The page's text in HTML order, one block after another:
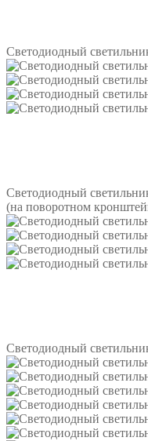
Светодиодный
Светодиодный
(на поворотном
Светодиодный